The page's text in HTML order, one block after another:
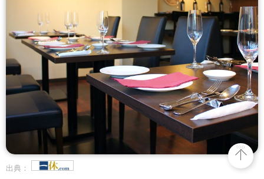
出典：
top